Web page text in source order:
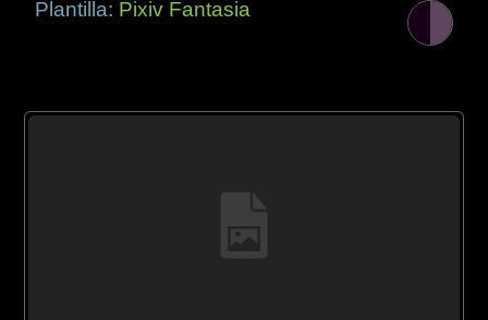
Plantilla: Pixiv Fantasia